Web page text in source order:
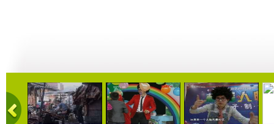
19:57 20:15 19:55